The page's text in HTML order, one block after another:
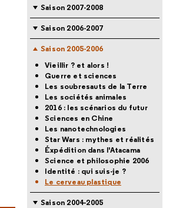
Saison 2007-2008
Saison 2006-2007
Saison 2005-2006
Vieillir ? et alors !
Guerre et sciences
Les soubresauts de la Terre
Les sociétés animales
2016 : les scénarios du futur
Sciences en Chine
Les nanotechnologies
Star Wars : mythes et réalités
Éxpédition dans l'Atacama
Science et philosophie 2006
Identité : qui suis-je ?
Le cerveau plastique
Saison 2004-2005